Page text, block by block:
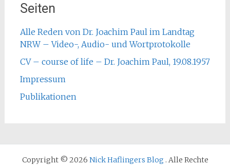
Seiten
Alle Reden von Dr. Joachim Paul im Landtag
NRW – Video-, Audio- und Wortprotokolle
CV – course of life – Dr. Joachim Paul, 19.08.1957
Impressum
Publikationen
Copyright © 2026 Nick Haflingers Blog . Alle Rechte